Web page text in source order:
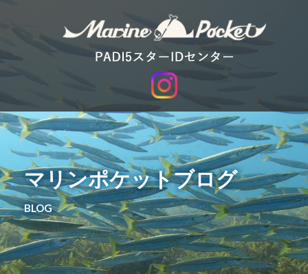
マリンポケットブログ
BLOG